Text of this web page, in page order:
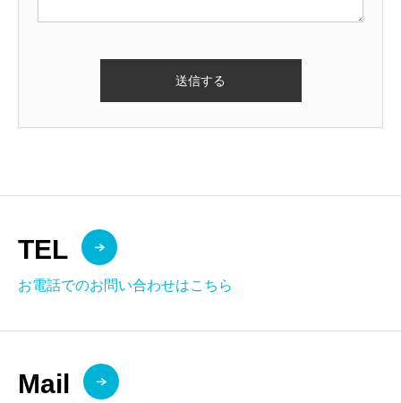
TEL
お電話でのお問い合わせはこちら
Mail